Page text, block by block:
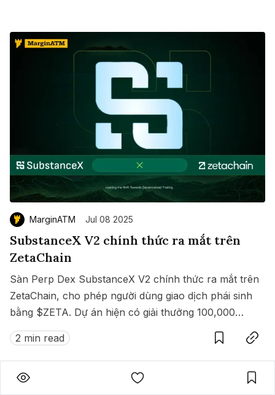
MarginATM Jul 08 2025
SubstanceX V2 chính thức ra mắt trên
ZetaChain
Sàn Perp Dex SubstanceX V2 chính thức ra mắt trên
ZetaChain, cho phép người dùng giao dịch phái sinh
bằng $ZETA. Dự án hiện có giải thưởng 100,000
$ZETA diễn ra từ 8 đến 15/07/2025.
2 min read
SaveCopy link